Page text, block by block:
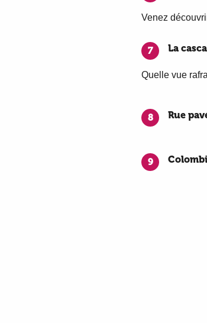
Venez
7 La
Quelle vue
8 Rue
9